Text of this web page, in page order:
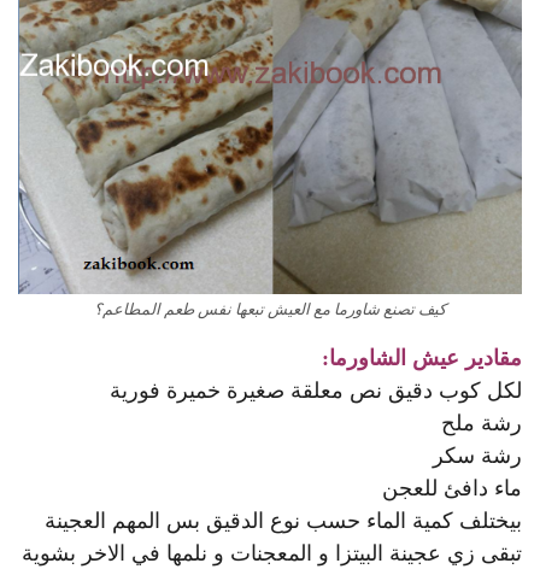
كيف تصنع شاورما مع العيش تبعها نفس طعم المطاعم؟
مقادير عيش الشاورما:
لكل كوب دقيق نص معلقة صغيرة خميرة فورية
رشة ملح
رشة سكر
ماء دافئ للعجن
بيختلف كمية الماء حسب نوع الدقيق بس المهم العجينة
تبقى زي عجينة البيتزا و المعجنات و نلمها في الاخر بشوية